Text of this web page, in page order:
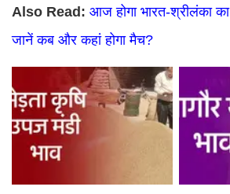
Also Read: आज होगा भारत-श्रीलंका
जानें कब और कहां होगा मैच?